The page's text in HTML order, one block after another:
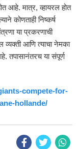
आहे. मात्र, व्हायरल होत
कोणताही निष्कर्ष
या प्रकरणाची
व्यक्ती आणि त्याचा नेमका
तपासानंतरच या संपूर्ण
compete-for-
hollande/